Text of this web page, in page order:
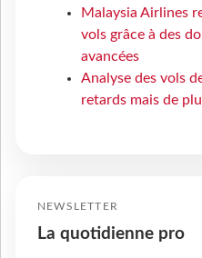
Malaysia Airlines
vols grâce à des
avancées
Analyse des vols
retards mais de
NEWSLETTER
La quotidienne pro